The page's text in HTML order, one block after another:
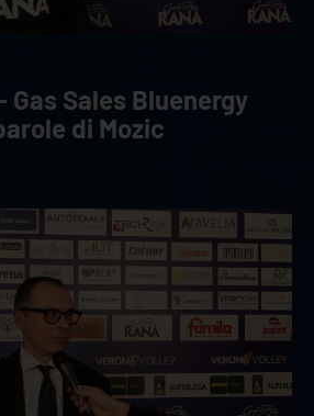
Gas Sales Bluenergy
di Mozic